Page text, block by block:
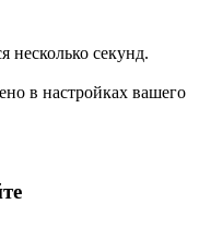
несколько секунд.
в настройках вашего